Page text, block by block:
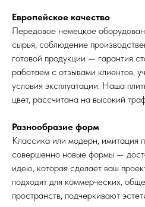
Европейское качество
Передовое немецкое
сырья, соблюдение
готовой продукции — гарантия
работаем с отзывами клиентов,
условия эксплуатации. Наша
цвет, рассчитана на высокий
Разнообразие форм
Классика или модерн, имитация
совершенно новые формы —
идею, которая сделает ваш
подходят для коммерческих,
пространств, подчеркивают